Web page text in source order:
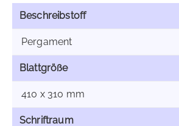
Beschreibstoff
Pergament
Blattgröße
410 x 310 mm
Schriftraum